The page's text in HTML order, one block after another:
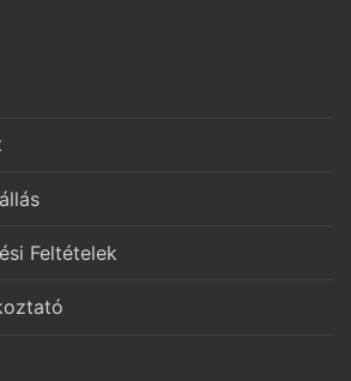
Feltételek